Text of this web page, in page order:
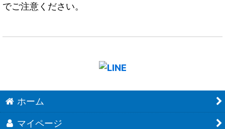
でご注意ください。
ホーム
マイページ